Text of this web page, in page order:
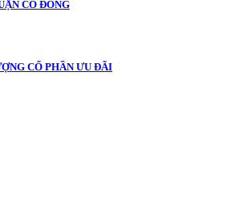
CỔ ĐÔNG
CỔ PHẦN ƯU ĐÃI